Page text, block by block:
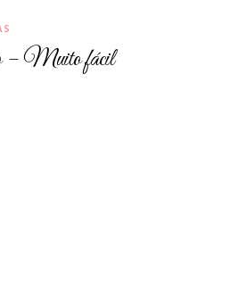
– Muito fácil